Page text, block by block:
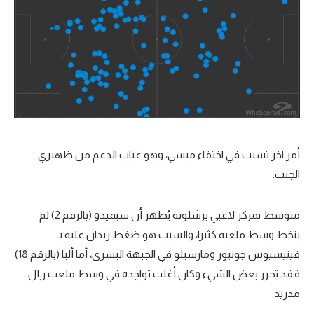
أمر آخر تسبب في اختفاء ميسي، وهو غياب الدعم من ظهيري
الجنب.
متوسط تمركز لاعبي برشلونة يُظهر أن سيميدو (بالرقم 2) لم
يتخط وسط ملعبه كثيرا، والسبب هو ضغط زيدان عليه بـ
فينيسيوس جونيور ومارسيلو في الجبهة اليسرى، أما ألبا (بالرقم 18)
فقد تحرر بعض الشيء وكان أغلب تواجده في وسط ملعب ريال
مدريد.